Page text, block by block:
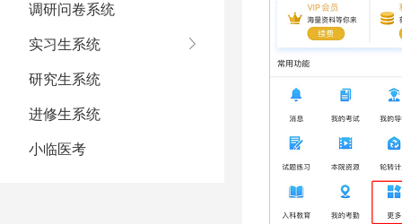
调研问卷系统
实习生系统
研究生系统
进修生系统
小临医考